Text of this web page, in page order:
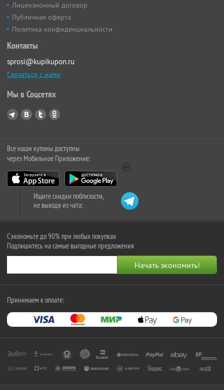
Лицензионный договор
Публичная оферта
Политика конфиденциальности
Контакты
sprosi@kupikupon.ru
Связаться с нами
Мы в Соцсетях
Все наши купоны доступны
через Мобильное Приложение:
Ищите скидки поблизости,
не выходя из чата:
Сэкономьте до 90% при любых покупках
Подпишитесь на самые выгодные предложения
Принимаем к оплате: